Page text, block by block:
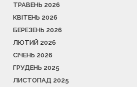
ТРАВЕНЬ 2026
КВІТЕНЬ 2026
БЕРЕЗЕНЬ 2026
ЛЮТИЙ 2026
СІЧЕНЬ 2026
ГРУДЕНЬ 2025
ЛИСТОПАД 2025